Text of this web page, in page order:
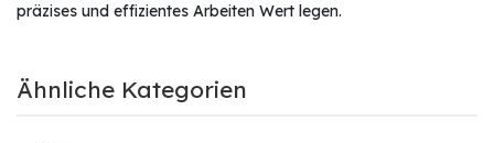
präzises und effizientes Arbeiten Wert legen.
Ähnliche Kategorien